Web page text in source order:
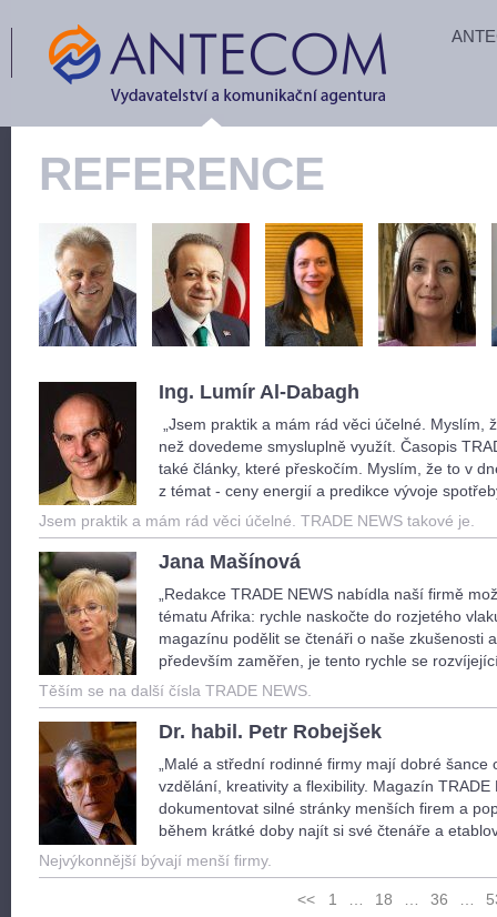
REFERENCE
Jsem praktik a mám rád věci účelné. TRADE NEWS takové je.
Ing. Lumír Al-Dabagh
„Jsem praktik a mám rád věci účelné.
než dovedeme smysluplně využít. Časopis
také články, které přeskočím. Myslím, že to v
z témat - ceny energií a predikce vývoje
Těším se na další čísla TRADE NEWS.
Jana Mašínová
„Redakce TRADE NEWS nabídla naší firmě
tématu Afrika: rychle naskočte do rozjetého
magazínu podělit se čtenáři o naše zkušenosti
především zaměřen, je tento rychle se
Nejvýkonnější bývají menší firmy.
Dr. habil. Petr Robejšek
„Malé a střední rodinné firmy mají dobré
vzdělání, kreativity a flexibility. Magazín
dokumentovat silné stránky menších firem a
během krátké doby najít si své čtenáře a
<< 1 18 36